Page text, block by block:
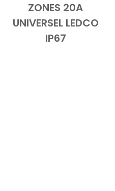
ZONES 20A
UNIVERSEL LEDCO
IP67